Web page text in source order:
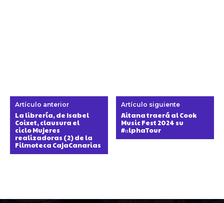
Artículo anterior
La librería, de Isabel
Coixet, clausura el
ciclo Mujeres
realizadoras (2) de la
Filmoteca CajaCanarias
Artículo siguiente
Aitana traerá al Cook
Music Fest 2024 su
#αlphaTour